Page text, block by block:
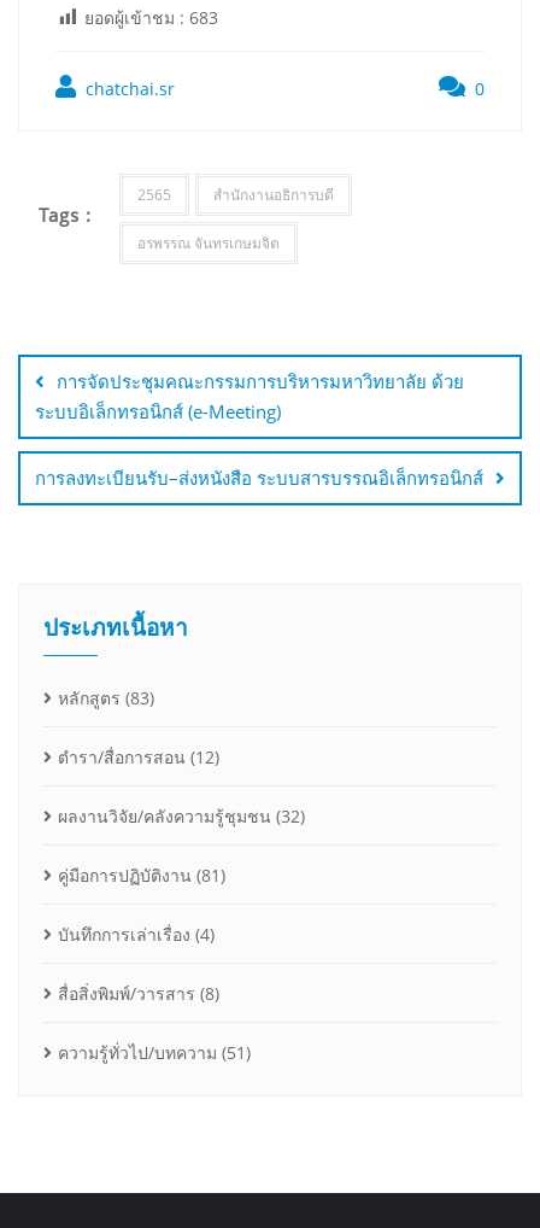
ยอดผู้เข้าชม : 683
chatchai.sr 0
Tags :
2565 สำนักงานอธิการบดี
อรพรรณ จันทรเกษมจิต
การจัดประชุมคณะกรรมการบริหารมหาวิทยาลัย ด้วย
ระบบอิเล็กทรอนิกส์ (e-Meeting)
การลงทะเบียนรับ–ส่งหนังสือ ระบบสารบรรณอิเล็กทรอนิกส์
ประเภทเนื้อหา
หลักสูตร (83)
ตำรา/สื่อการสอน (12)
ผลงานวิจัย/คลังความรู้ชุมชน (32)
คู่มือการปฏิบัติงาน (81)
บันทึกการเล่าเรื่อง (4)
สื่อสิ่งพิมพ์/วารสาร (8)
ความรู้ทั่วไป/บทความ (51)